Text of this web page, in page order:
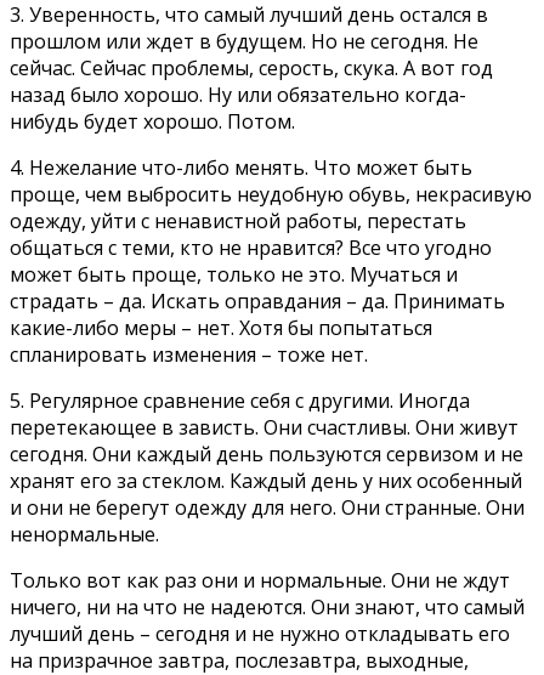
3. Уверенность, что самый лучший день остался в
прошлом или ждет в будущем. Но не сегодня. Не
сейчас. Сейчас проблемы, серость, скука. А вот год
назад было хорошо. Ну или обязательно когда-
нибудь будет хорошо. Потом.
4. Нежелание что-либо менять. Что может быть
проще, чем выбросить неудобную обувь, некрасивую
одежду, уйти с ненавистной работы, перестать
общаться с теми, кто не нравится? Все что угодно
может быть проще, только не это. Мучаться и
страдать – да. Искать оправдания – да. Принимать
какие-либо меры – нет. Хотя бы попытаться
спланировать изменения – тоже нет.
5. Регулярное сравнение себя с другими. Иногда
перетекающее в зависть. Они счастливы. Они живут
сегодня. Они каждый день пользуются сервизом и не
хранят его за стеклом. Каждый день у них особенный
и они не берегут одежду для него. Они странные. Они
ненормальные.
Только вот как раз они и нормальные. Они не ждут
ничего, ни на что не надеются. Они знают, что самый
лучший день – сегодня и не нужно откладывать его
на призрачное завтра, послезавтра, выходные,